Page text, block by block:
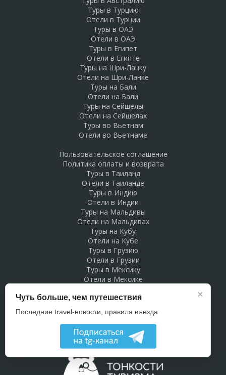
Туры в Турцию
Отели в Турции
Туры в ОАЭ
Отели в ОАЭ
Туры в Египет
Отели в Египте
Туры на Шри-Ланку
Отели на Шри-Ланке
Туры на Бали
Отели на Бали
Туры на Сейшелы
Отели на Сейшелах
Туры во Вьетнам
Отели во Вьетнаме
Пользовательское соглашение
Политика оплаты и возврата
Туры в Таиланд
Отели в Таиланде
Туры в Индию
Отели в Индии
Туры на Мальдивы
Отели на Мальдивах
Туры на Кубу
Отели на Кубе
Туры в Грузию
Отели в Грузии
Туры в Мексику
Отели в Мексике
Отели в Доминикане
Отели в Беларуси
Рекламодателям
×
Чуть больше, чем путешествия
Последние travel-новости, правила въезда